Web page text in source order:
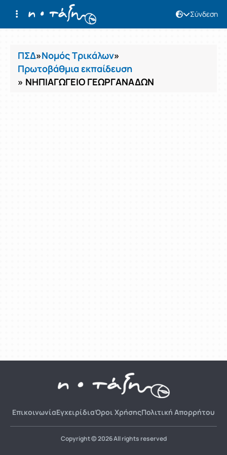
Σύνδεση
Μαθήματα
ΠΣΔ»Νομός Τρικάλων»
Πρωτοβάθμια εκπαίδευση
» ΝΗΠΙΑΓΩΓΕΙΟ ΓΕΩΡΓΑΝΑΔΩΝ
ΕπικοινωνίαΕγχειρίδιαΌροι ΧρήσηςΠολιτική Απορρήτου
Copyright © 2026 All rights reserved